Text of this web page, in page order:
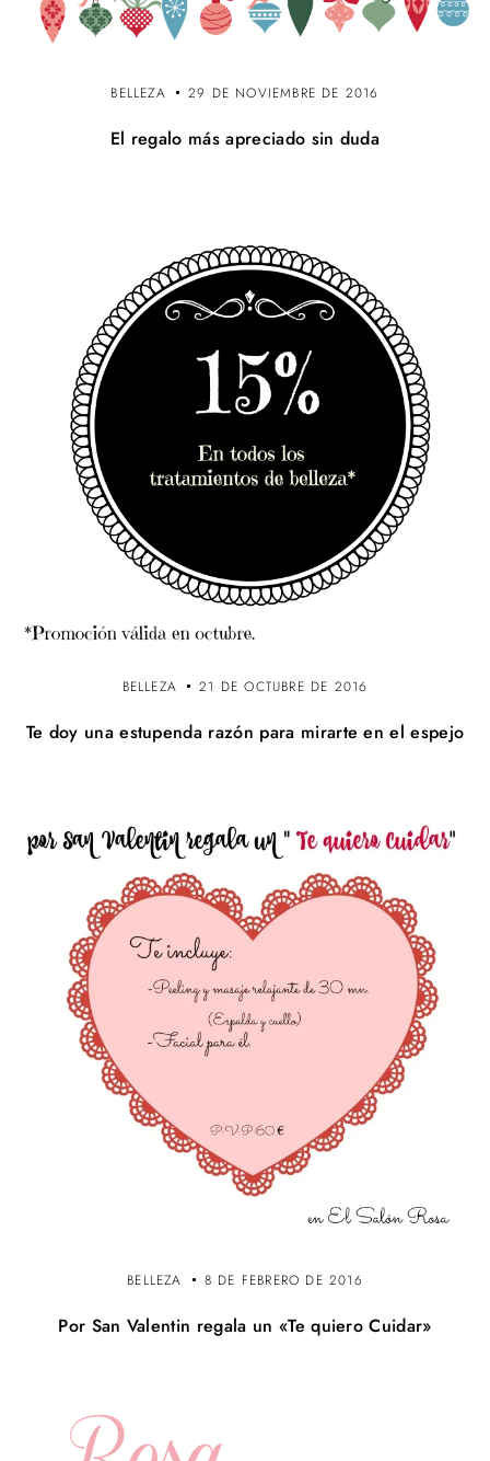
BELLEZA 29 DE NOVIEMBRE DE 2016
El regalo más apreciado sin duda
BELLEZA 21 DE OCTUBRE DE 2016
Te doy una estupenda razón para mirarte en el espejo
BELLEZA 8 DE FEBRERO DE 2016
Por San Valentin regala un «Te quiero Cuidar»